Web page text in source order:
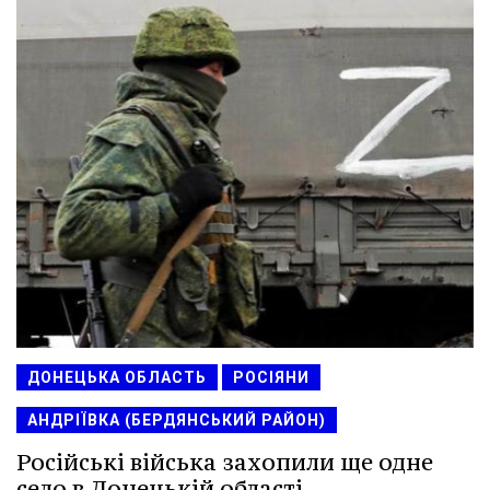
ДОНЕЦЬКА ОБЛАСТЬ РОСІЯНИ
АНДРІЇВКА (БЕРДЯНСЬКИЙ РАЙОН)
Російські війська захопили ще одне